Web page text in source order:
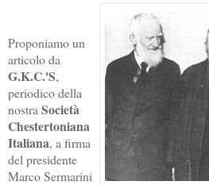
Proponiamo un
articolo da
G.K.C.'S,
periodico della
nostra Società
Chestertoniana
Italiana, a firma
del presidente
Marco Sermarini